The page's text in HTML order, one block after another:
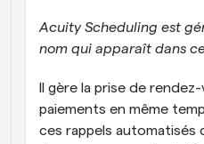
Acuity Scheduling est
nom qui apparaît dans
Il gère la prise de
paiements en même
ces rappels automatisés